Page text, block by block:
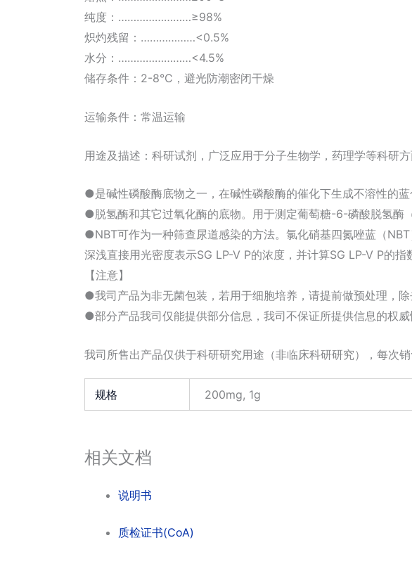
纯度：……………………≥98%
炽灼残留：………………<0.5%
水分：……………………<4.5%
储存条件：2-8°C，避光防潮密闭干燥
运输条件：常温运输
用途及描述：科研试剂，广泛应用于分子生物学，药理学等科研方
●是碱性磷酸酶底物之一，在碱性磷酸酶的催化下生成不溶性的
●脱氢酶和其它过氧化酶的底物。用于测定葡萄糖-6-磷酸脱氢
●NBT可作为一种筛查尿道感染的方法。氯化硝基四氮唑蓝（
深浅直接用光密度表示SG LP-V P的浓度，并计算SG LP-V P的指
【注意】
●我司产品为非无菌包装，若用于细胞培养，请提前做预处理，除
●部分产品我司仅能提供部分信息，我司不保证所提供信息的权威
我司所售出产品仅供于科研研究用途（非临床科研研究），每次
规格 200mg, 1g
相关文档
说明书
质检证书(CoA)